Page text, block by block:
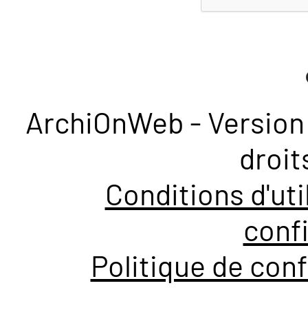
ArchiOnWeb -
Conditions
Politique de